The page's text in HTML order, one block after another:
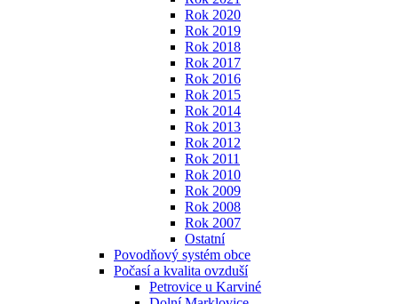
Rok 2020
Rok 2019
Rok 2018
Rok 2017
Rok 2016
Rok 2015
Rok 2014
Rok 2013
Rok 2012
Rok 2011
Rok 2010
Rok 2009
Rok 2008
Rok 2007
Ostatní
Povodňový systém obce
Počasí a kvalita ovzduší
Petrovice u Karviné